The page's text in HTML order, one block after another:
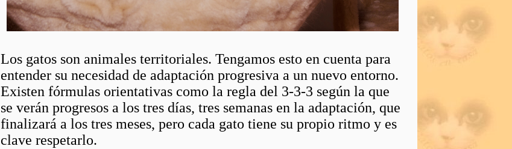
Los gatos son animales territoriales. Tengamos esto en cuenta para
entender su necesidad de adaptación progresiva a un nuevo entorno.
Existen fórmulas orientativas como la regla del 3-3-3 según la que
se verán progresos a los tres días, tres semanas en la adaptación, que
finalizará a los tres meses, pero cada gato tiene su propio ritmo y es
clave respetarlo.